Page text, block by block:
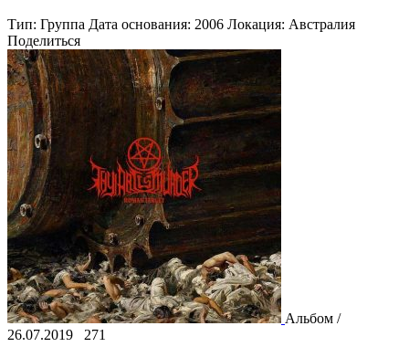
Тип: Группа Дата основания: 2006 Локация: Австралия
Поделиться
Альбом /
26.07.2019
271